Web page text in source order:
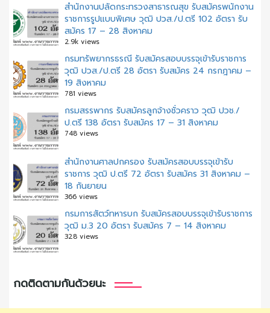
สำนักงานปลัดกระทรวงสาธารณสุข รับสมัครพนักงาน
ราชการรูปแบบพิเศษ วุฒิ ปวส./ป.ตรี 102 อัตรา รับ
สมัคร 17 – 28 สิงหาคม
2.9k views
กรมทรัพยากรธรณี รับสมัครสอบบรรจุเข้ารับราชการ
วุฒิ ปวส./ป.ตรี 28 อัตรา รับสมัคร 24 กรกฎาคม –
19 สิงหาคม
781 views
กรมสรรพากร รับสมัครลูกจ้างชั่วคราว วุฒิ ปวช./
ป.ตรี 138 อัตรา รับสมัคร 17 – 31 สิงหาคม
748 views
สํานักงานศาลปกครอง รับสมัครสอบบรรจุเข้ารับ
ราชการ วุฒิ ป.ตรี 72 อัตรา รับสมัคร 31 สิงหาคม –
18 กันยายน
366 views
กรมการสัตว์ทหารบก รับสมัครสอบบรรจุเข้ารับราชการ
วุฒิ ม.3 20 อัตรา รับสมัคร 7 – 14 สิงหาคม
328 views
กดติดตามกันด้วยนะ